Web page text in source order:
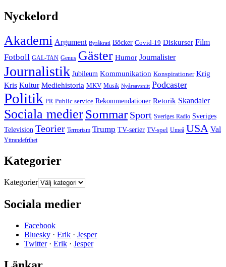
Nyckelord
Akademi Argument Byråkrati Böcker Covid-19 Diskurser Film
Fotboll GAL-TAN Genus Gäster Humor Journalister
Journalistik Jubileum Kommunikation Konspirationer Krig
Kris Kultur Mediehistoria MKV Musik Nyårsavsnitt Podcaster
Politik PR Public service Rekommendationer Retorik Skandaler
Sociala medierSommar Sport Sveriges Radio Sveriges
Television Teorier Terrorism Trump TV-serier TV-spel Umeå USA Val
Yttrandefrihet
Kategorier
Kategorier
Sociala medier
Facebook
Bluesky · Erik · Jesper
Twitter· Erik · Jesper